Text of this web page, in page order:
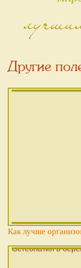
Другие
Как лучше